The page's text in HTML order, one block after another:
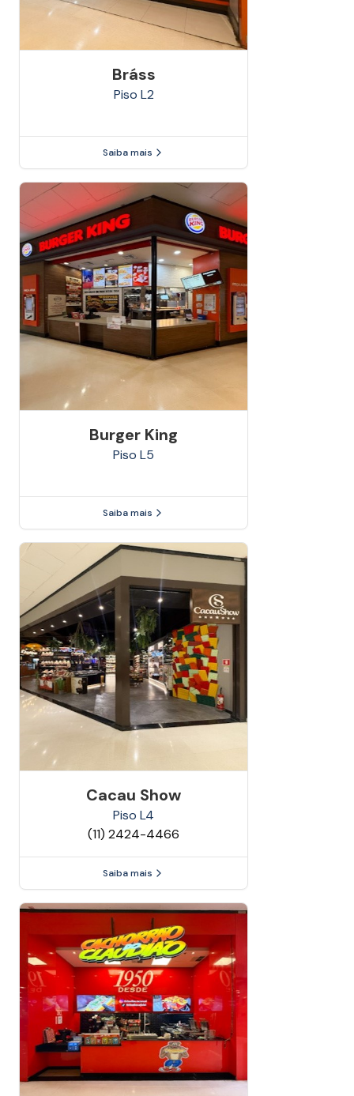
Bráss
Piso L2
Saiba mais
Burger King
Piso L5
Saiba mais
Cacau Show
Piso L4
(11) 2424-4466
Saiba mais